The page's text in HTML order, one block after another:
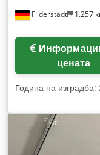
Filderstadt 1.257
цената
Година на изградба: